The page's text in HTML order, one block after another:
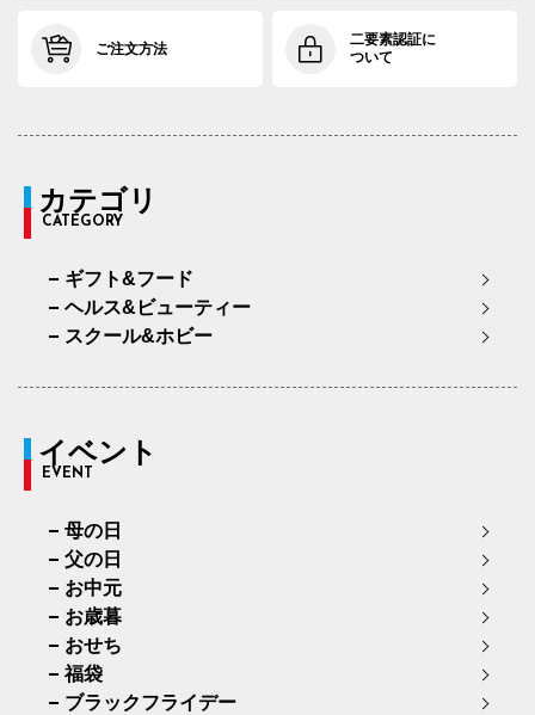
ご注文方法
二要素認証に
ついて
カテゴリ
CATEGORY
ギフト&フード
ヘルス&ビューティー
スクール&ホビー
イベント
EVENT
母の日
父の日
お中元
お歳暮
おせち
福袋
ブラックフライデー